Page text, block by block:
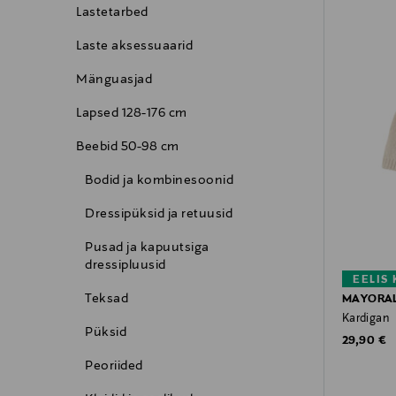
Lastetarbed
Laste aksessuaarid
Mänguasjad
Lapsed 128-176 cm
Beebid 50-98 cm
Bodid ja kombinesoonid
Dressipüksid ja retuusid
Pusad ja kapuutsiga
dressipluusid
Teksad
Püksid
Peoriided
EELIS
Kardigan
Original
29,90 €